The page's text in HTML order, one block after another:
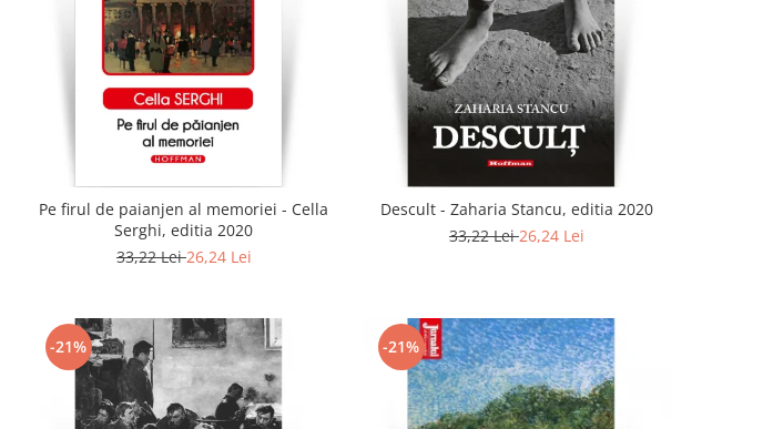
Pe firul de paianjen al memoriei - Cella
Serghi, editia 2020
33,22 Lei26,24 Lei
Descult - Zaharia Stancu, editia 2020
33,22 Lei26,24 Lei
-21% -21%